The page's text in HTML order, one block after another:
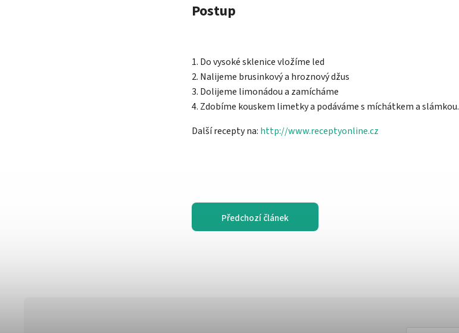
Postup
1. Do vysoké sklenice vložíme led
2. Nalijeme brusinkový a hroznový džus
3. Dolijeme limonádou a zamícháme
4. Zdobíme kouskem limetky a podáváme s míchátkem a slámkou.
Další recepty na: http://www.receptyonline.cz
Předchozí článek